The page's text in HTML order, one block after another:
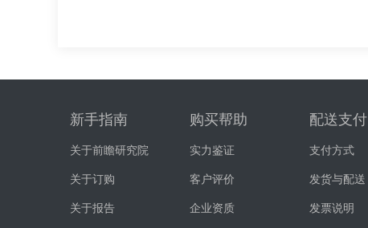
新手指南
关于前瞻研究院
关于订购
关于报告
购买帮助
实力鉴证
客户评价
企业资质
配送支付
支付方式
发货与配送
发票说明